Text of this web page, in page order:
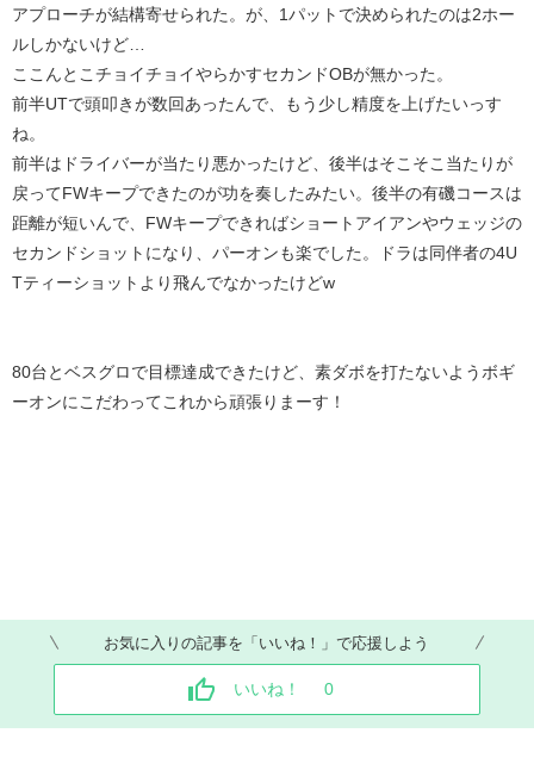
アプローチが結構寄せられた。が、1パットで決められたのは2ホー
ルしかないけど…
ここんとこチョイチョイやらかすセカンドOBが無かった。
前半UTで頭叩きが数回あったんで、もう少し精度を上げたいっす
ね。
前半はドライバーが当たり悪かったけど、後半はそこそこ当たりが
戻ってFWキープできたのが功を奏したみたい。後半の有磯コースは
距離が短いんで、FWキープできればショートアイアンやウェッジの
セカンドショットになり、パーオンも楽でした。ドラは同伴者の4U
Tティーショットより飛んでなかったけどw
80台とベスグロで目標達成できたけど、素ダボを打たないようボギ
ーオンにこだわってこれから頑張りまーす！
お気に入りの記事を「いいね！」で応援しよう
いいね！ 0